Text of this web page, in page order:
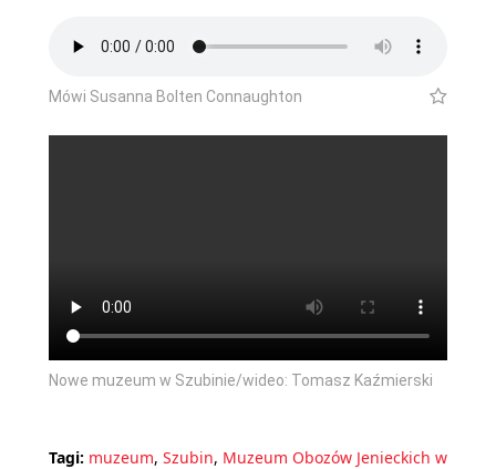
Mówi Susanna Bolten Connaughton
Nowe muzeum w Szubinie/wideo: Tomasz Kaźmierski
Tagi: muzeum, Szubin, Muzeum Obozów Jenieckich w